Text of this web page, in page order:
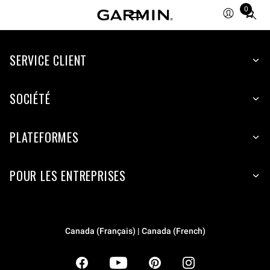
0
Total
items
cart:
SERVICE CLIENT
SOCIÉTÉ
PLATEFORMES
POUR LES ENTREPRISES
Canada (Français) | Canada (French)